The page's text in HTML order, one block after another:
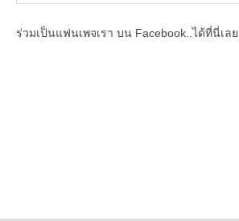
ร่วมเป็นแฟนเพจเรา บน Facebook..ได้ที่นี่เล